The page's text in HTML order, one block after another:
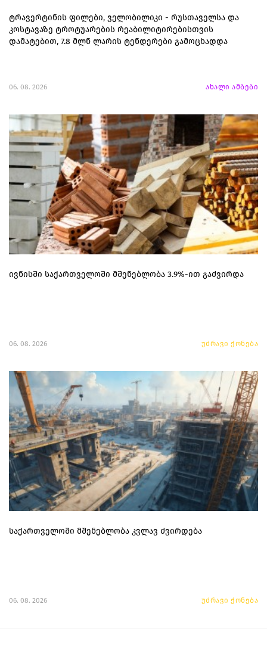
ტრავერტინის ფილები, ველობილიკი - რუსთაველსა და
კოსტავაზე ტროტუარების რეაბილიტირებისთვის
დამატებით, 7.8 მლნ ლარის ტენდერები გამოცხადდა
06. 08. 2026 ახალი ამბები
ივნისში საქართველოში მშენებლობა 3.9%-ით გაძვირდა
06. 08. 2026 უძრავი ქონება
საქართველოში მშენებლობა კვლავ ძვირდება
06. 08. 2026 უძრავი ქონება